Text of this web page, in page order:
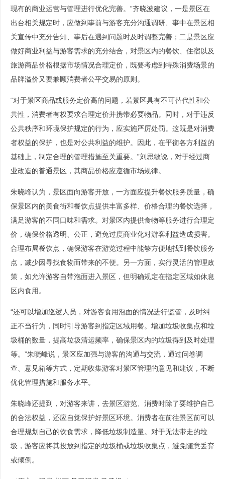
现有的商业运营与管理进行优化完善。”齐晓波建议，一是景区在
出台相关规定时，应做到事前与游客充分沟通调研、事中在景区相
关宣传中充分告知、事后在遇到问题时及时调整完善；二是景区应
做好商业利益与游客需求的充分结合，对景区内的餐饮、住宿以及
旅游商品价格根据市场情况合理定价，既要考虑到特殊消费场景的
品牌溢价又要兼顾消费者公平交易的原则。
“对于景区商品或服务定价高的问题，若景区具有不可替代性和公
共性，消费者有权要求合理定价并携带必要物品。同时，对于违反
公共秩序和环境保护规定的行为，应实施严厉处罚。这既是对消费
者权益的保护，也是对公共利益的维护。因此，在平衡各方利益的
基础上，制定合理的管理措施至关重要。”刘思敏说，对于经过商
业改造的普通景区，其商品价格应遵循市场规律。
朱晓峰认为，景区面向游客开放，一方面应提升餐饮服务质量，确
保景区内的美食街和餐饮点提供丰富多样、价格合理的餐饮选择，
满足游客的不同口味和需求。对景区内提供食物等服务进行合理定
价，确保价格透明、公正，避免过度商业化对游客利益造成损害。
合理布局餐饮点，确保游客在游览过程中能够方便地找到餐饮服务
点，减少因寻找食物而带来的不便。另一方面，实行灵活的管理政
策，如允许游客自带泡面进入景区，但明确规定在指定区域如休息
区内食用。
“还可以增加巡逻人员，对游客食用泡面的情况进行监管，及时纠
正不当行为，同时引导游客到指定区域用餐。增加垃圾收集点和垃
圾桶的数量，提高垃圾清运频率，确保景区内的垃圾得到及时处理
等。”朱晓峰说，景区应加强与游客的沟通与交流，通过问卷调
查、意见箱等方式，定期收集游客对景区管理的意见和建议，不断
优化管理措施和服务水平。
朱晓峰还提到，对游客来讲，去景区游览、消费时除了要维护自己
的合法权益，还应自觉保护好景区环境。消费者在前往景区前可以
合理规划自己的饮食需求，降低垃圾制造量。对于无法带走的垃
圾，游客应将其投放到指定的垃圾桶或垃圾收集点，避免随意丢弃
或倾倒。